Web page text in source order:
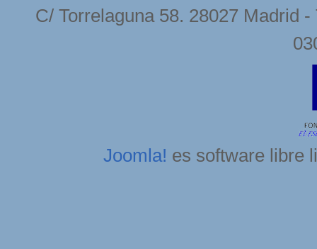
C/ Torrelaguna 58. 28027 Madrid
Joomla! es software libre